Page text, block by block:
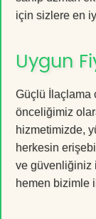
için sizlere en
Uygun
Güçlü İlaçlama
önceliğimiz
hizmetimizde,
herkesin
ve güvenliğiniz
hemen bizimle